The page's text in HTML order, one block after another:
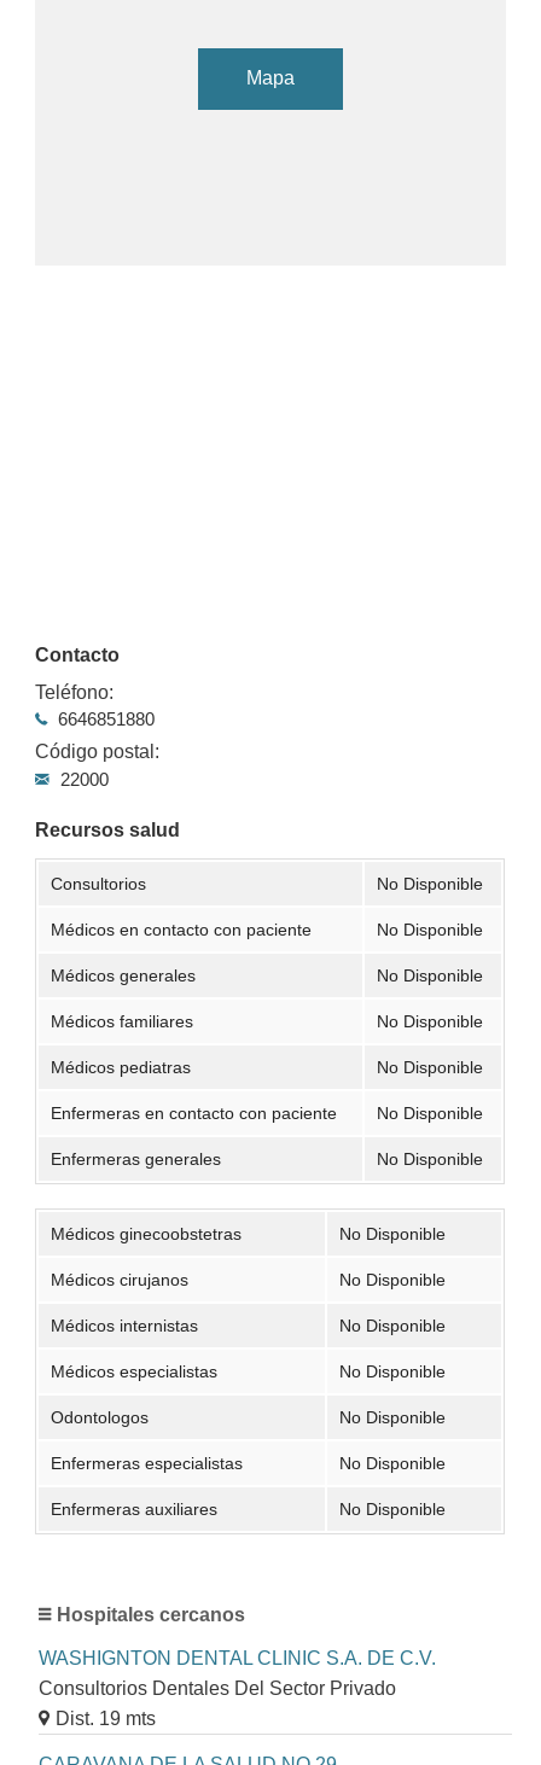
Mapa
Contacto
Teléfono:
6646851880
Código postal:
22000
Recursos salud
Consultorios No Disponible
Médicos en contacto con paciente No Disponible
Médicos generales No Disponible
Médicos familiares No Disponible
Médicos pediatras No Disponible
Enfermeras en contacto con paciente No Disponible
Enfermeras generales No Disponible
Médicos ginecoobstetras No Disponible
Médicos cirujanos No Disponible
Médicos internistas No Disponible
Médicos especialistas No Disponible
Odontologos No Disponible
Enfermeras especialistas No Disponible
Enfermeras auxiliares No Disponible
Hospitales cercanos
WASHIGNTON DENTAL CLINIC S.A. DE C.V.
Consultorios Dentales Del Sector Privado
Dist. 19 mts